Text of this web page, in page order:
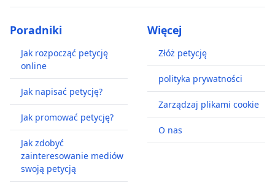
Poradniki
Jak rozpocząć petycję
online
Jak napisać petycję?
Jak promować petycję?
Jak zdobyć
zainteresowanie mediów
swoją petycją
Więcej
Złóż petycję
polityka prywatności
Zarządzaj plikami cookie
O nas